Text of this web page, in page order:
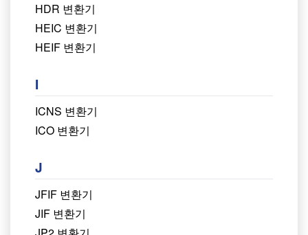
HDR 변환기
HEIC 변환기
HEIF 변환기
I
ICNS 변환기
ICO 변환기
J
JFIF 변환기
JIF 변환기